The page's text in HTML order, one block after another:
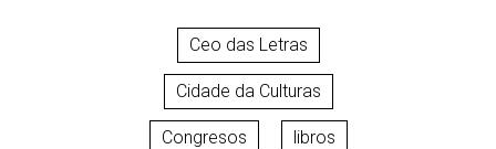
Ceo das Letras
Cidade da Culturas
Congresos libros